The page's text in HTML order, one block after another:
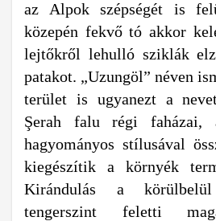
az Alpok szépségét is
közepén fekvő tó akkor
lejtőkről lehulló sziklák
patakot. „Uzungöl” néven
terület is ugyanezt a
Şerah falu régi faházai,
hagyományos stílusával
kiegészítik a környék
Kirándulás a
tengerszint feletti